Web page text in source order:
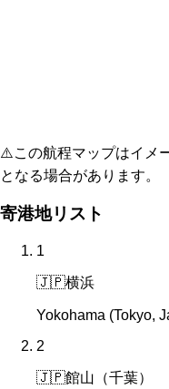
⚠️この航程マップはイメ
となる場合があります。
寄港地リスト
1
🇯🇵横浜
Yokohama (Tokyo,
2
🇯🇵館山（千葉）